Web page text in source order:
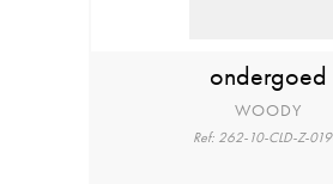
ondergoed
WOODY
Ref: 262-10-CLD-Z-